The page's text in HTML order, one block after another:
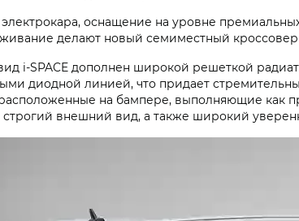
оснащение на уровне
делают новый семиместный
i‑SPACE дополнен широкой решеткой
диодной линией, что придает
на бампере, выполняющие как
внешний вид, а также широкий